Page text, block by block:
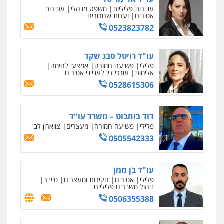
עו"ד משה פלמור
פלילי כלכלי צווארון לבן עורכי דין לענייני
אסירים
0549732303
סלימאן אבו שעירה – משרד עורכי דין
פלילי בטחוני צבאי נזיקין
עו"ד אסף גונן
פלילי פשע חמור תעבורה צבא מעצרים
וחקירות
0542255161
גל דהן – משרד עורך דין פלילי
פלילי פשיעה חמורה סמים מעצרים
וחקירות
עבירות פליליות משפט מנהלי עתירות
אסירים ועדות שחרורים
0523823782
עו"ד רויטל סבג שקד
פלילי פשיעה חמורה אמצעי לחימה
אלימות עורכי דין לענייני אסירים
0528615306
דוד בוחבוט – משרד עו"ד
פלילי פשיעה חמורה מעצרים צווארון לבן
0505542333
עו"ד בן ממן
פלילי אסירים חקירות ומעצרים סייבר
ניהול משברים פליליים
0506355388
0522508109
אחסון אתרים
מהירות הגנה גיבוי תמיכה שירותים
מקצועיים לעורכי דין
מרכז התחלה חדשה
אסירים עבירות מין שירותים מקצועיים
0544500346
טיפול בהתמכרויות שירותים מקצועיים
לעורכי דין
0504062539
עו"ד ד"ר אבי שקד
עבירות כלכליות הלבנת הון חילוטים
עבירות פליליות